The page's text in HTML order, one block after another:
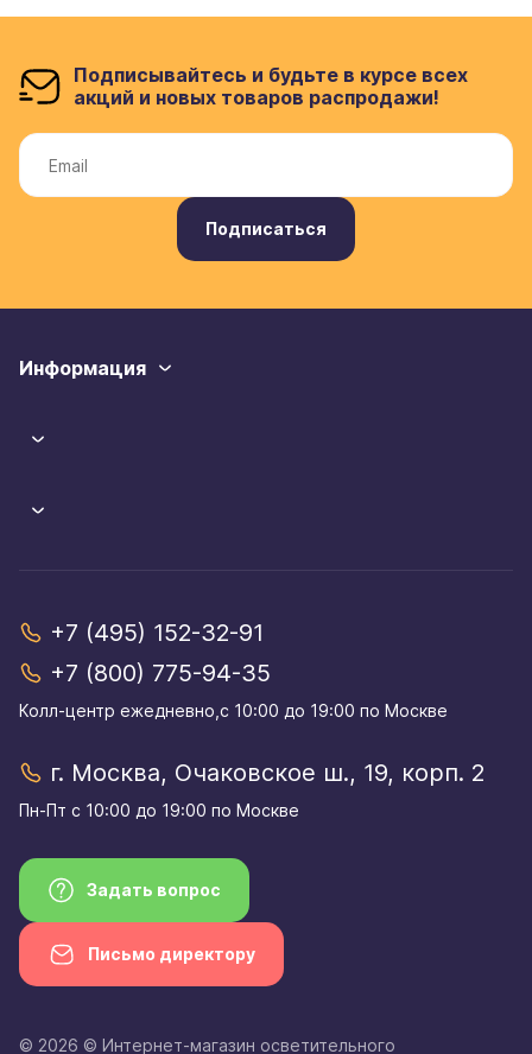
Подписывайтесь и будьте в курсе всех
акций и новых товаров распродажи!
Подписаться
Информация
+7 (495) 152-32-91
+7 (800) 775-94-35
Колл-центр eжедневно,с 10:00 до 19:00 по Москве
г. Москва, Очаковское ш., 19, корп. 2
Пн-Пт с 10:00 до 19:00 по Москве
Задать вопрос
Письмо директору
© 2026 © Интернет-магазин осветительного